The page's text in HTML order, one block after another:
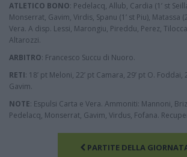
ATLETICO BONO: Pedelacq, Allub, Cardia (1’ st
Monserrat, Gavim, Virdis, Spanu (1’ st Piu), Matassa
Vera. A disp. Lessi, Marongiu, Pireddu, Perez,
Altarozzi.
ARBITRO: Francesco Succu di Nuoro.
RETI: 18’ pt Meloni, 22’ pt Camara, 29’ pt O. Foddai,
Gavim.
NOTE: Espulsi Carta e Vera. Ammoniti: Mannoni,
Pedelacq, Monserrat, Gavim, Virdus, Fofana.
PARTITE DELLA